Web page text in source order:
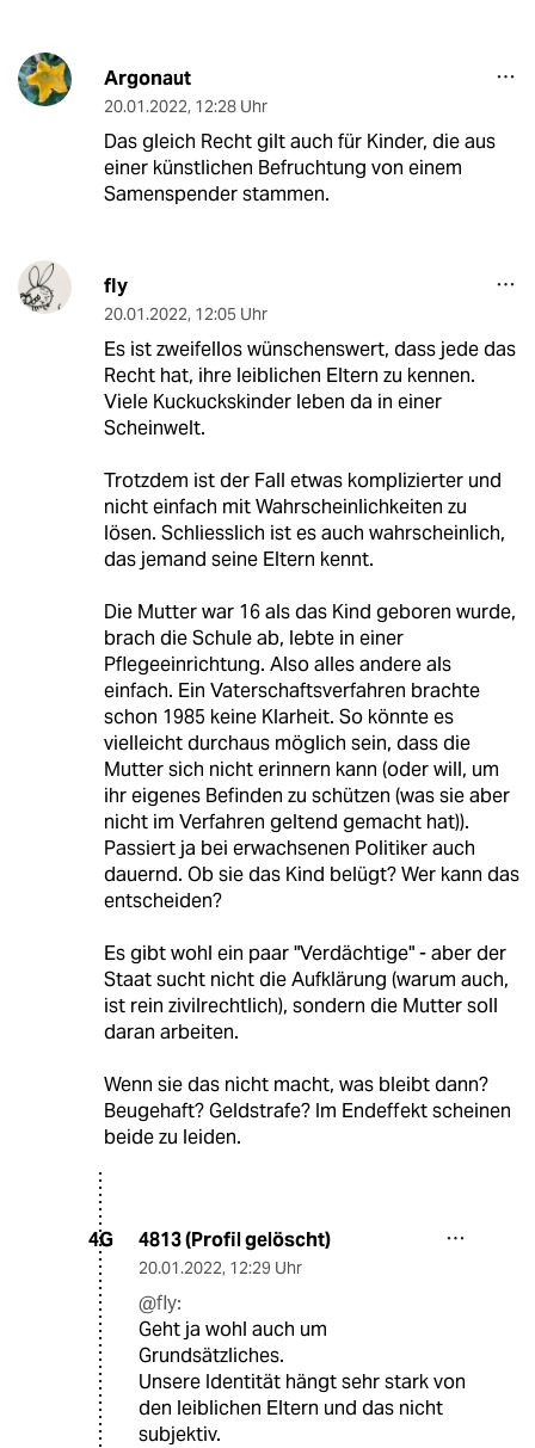
Argonaut
20.01.2022, 12:28 Uhr
Das gleich Recht gilt auch für Kinder, die aus
einer künstlichen Befruchtung von einem
Samenspender stammen.
fly
20.01.2022, 12:05 Uhr
Es ist zweifellos wünschenswert, dass jede das
Recht hat, ihre leiblichen Eltern zu kennen.
Viele Kuckuckskinder leben da in einer
Scheinwelt.
Trotzdem ist der Fall etwas komplizierter und
nicht einfach mit Wahrscheinlichkeiten zu
lösen. Schliesslich ist es auch wahrscheinlich,
das jemand seine Eltern kennt.
Die Mutter war 16 als das Kind geboren wurde,
brach die Schule ab, lebte in einer
Pflegeeinrichtung. Also alles andere als
einfach. Ein Vaterschaftsverfahren brachte
schon 1985 keine Klarheit. So könnte es
vielleicht durchaus möglich sein, dass die
Mutter sich nicht erinnern kann (oder will, um
ihr eigenes Befinden zu schützen (was sie aber
nicht im Verfahren geltend gemacht hat)).
Passiert ja bei erwachsenen Politiker auch
dauernd. Ob sie das Kind belügt? Wer kann das
entscheiden?
Es gibt wohl ein paar "Verdächtige" - aber der
Staat sucht nicht die Aufklärung (warum auch,
ist rein zivilrechtlich), sondern die Mutter soll
daran arbeiten.
Wenn sie das nicht macht, was bleibt dann?
Beugehaft? Geldstrafe? Im Endeffekt scheinen
beide zu leiden.
4G 4813 (Profil gelöscht)
20.01.2022, 12:29 Uhr
@fly:
Geht ja wohl auch um
Grundsätzliches.
Unsere Identität hängt sehr stark von
den leiblichen Eltern und das nicht
subjektiv.